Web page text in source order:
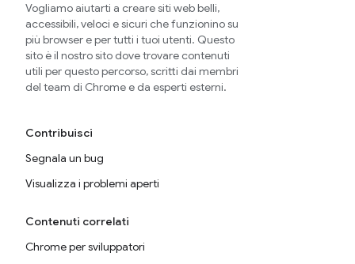
Vogliamo aiutarti a creare siti web belli,
accessibili, veloci e sicuri che funzionino su
più browser e per tutti i tuoi utenti. Questo
sito è il nostro sito dove trovare contenuti
utili per questo percorso, scritti dai membri
del team di Chrome e da esperti esterni.
Contribuisci
Segnala un bug
Visualizza i problemi aperti
Contenuti correlati
Chrome per sviluppatori